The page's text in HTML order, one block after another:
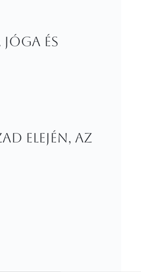
és
elején, az